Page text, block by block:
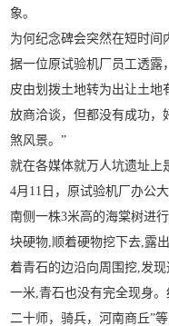
象。
为何纪念碑会突然在短时间
据一位原试验机厂员工透露
皮由划拨土地转为出让土地
放商洽谈，但都没有成功，
煞风景。”
就在各媒体就万人坑遗址上
4月11日，原试验机厂办公
南侧一株3米高的海棠树进
块硬物,顺着硬物挖下去,露
着青石的边沿向周围挖,发
一米,青石也没有完全现身
二十师，骑兵，河南商丘”等